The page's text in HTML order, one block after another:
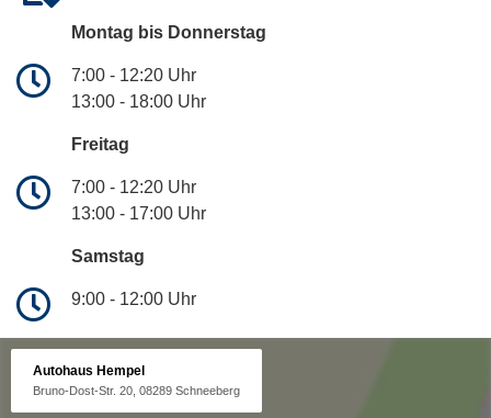
Montag bis Donnerstag
7:00 - 12:20 Uhr
13:00 - 18:00 Uhr
Freitag
7:00 - 12:20 Uhr
13:00 - 17:00 Uhr
Samstag
9:00 - 12:00 Uhr
Autohaus Hempel
Bruno-Dost-Str. 20, 08289 Schneeberg